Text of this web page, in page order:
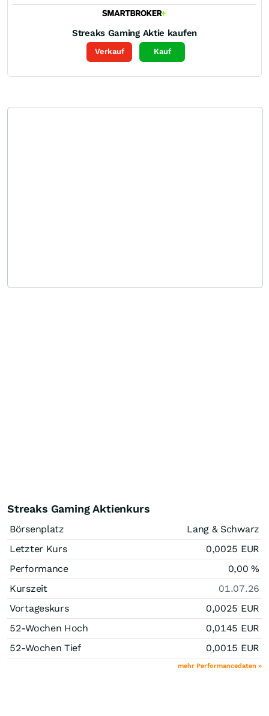
Streaks Gaming Aktie kaufen
Verkauf Kauf
Streaks Gaming Aktienkurs
Börsenplatz
Lang & Schwarz
Letzter Kurs
0,0025 EUR
Performance
0,00%
Kurszeit
01.07.26
Vortageskurs
0,0025 EUR
52-Wochen Hoch
0,0145 EUR
52-Wochen Tief
0,0015 EUR
mehr Performancedaten »